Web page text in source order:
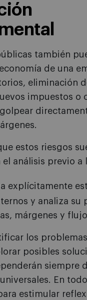
también
de una
eliminación
impuestos o
estos riesgos
análisis previo a
explícitamente
y analiza su
márgenes y
los
posibles
siempre
En
estimular